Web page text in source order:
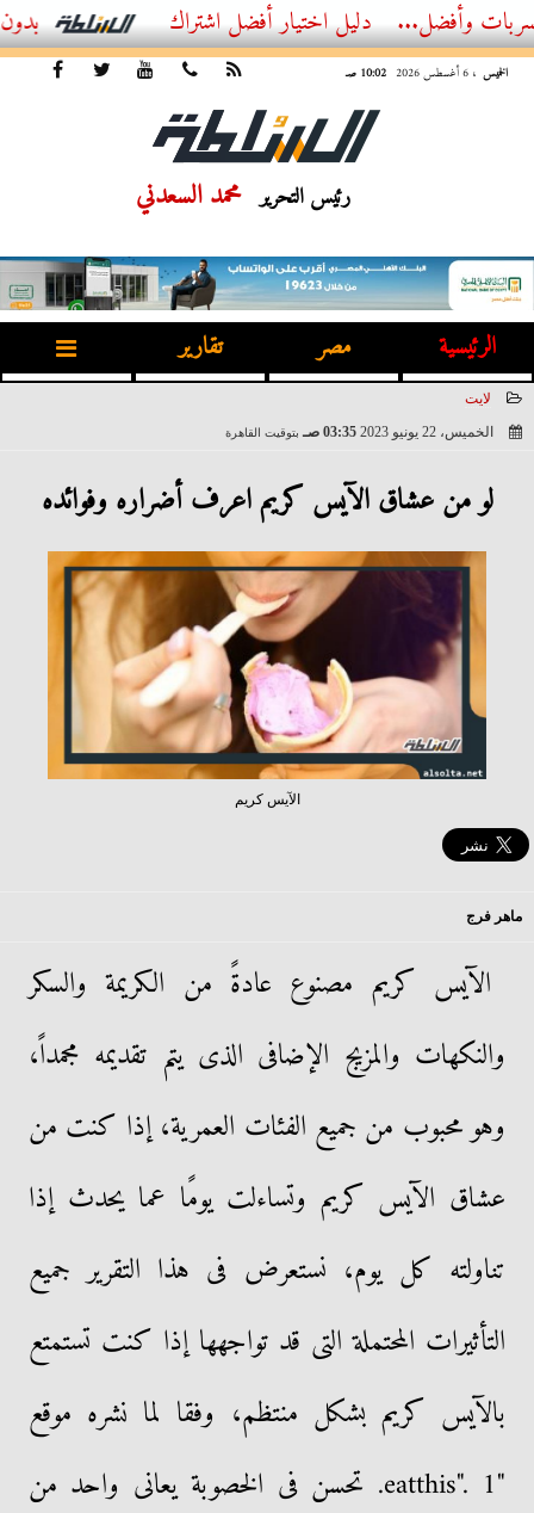
أفضل اشتراك IPTV بدون تقطيع 2026 – دليل المشاهد العصري
الخميس ، 6 أغسطس 2026 10:02 صـ
رئيس التحرير محمد السعدني
الرئيسية مصر تقارير
لايت
الخميس، 22 يونيو 2023
03:35 صـ بتوقيت القاهرة
لو من عشاق الآيس كريم اعرف أضراره وفوائده
الآيس كريم
ماهر فرج
الآيس كريم مصنوع عادةً من الكريمة والسكر
والنكهات والمزيج الإضافى الذى يتم تقديمه مجمداً،
وهو محبوب من جميع الفئات العمرية، إذا كنت من
عشاق الآيس كريم وتساءلت يومًا عما يحدث إذا
تناولته كل يوم، نستعرض فى هذا التقرير جميع
التأثيرات المحتملة التى قد تواجهها إذا كنت تستمتع
بالآيس كريم بشكل منتظم، وفقا لما نشره موقع
"eatthis". 1. تحسن فى الخصوبة يعانى واحد من